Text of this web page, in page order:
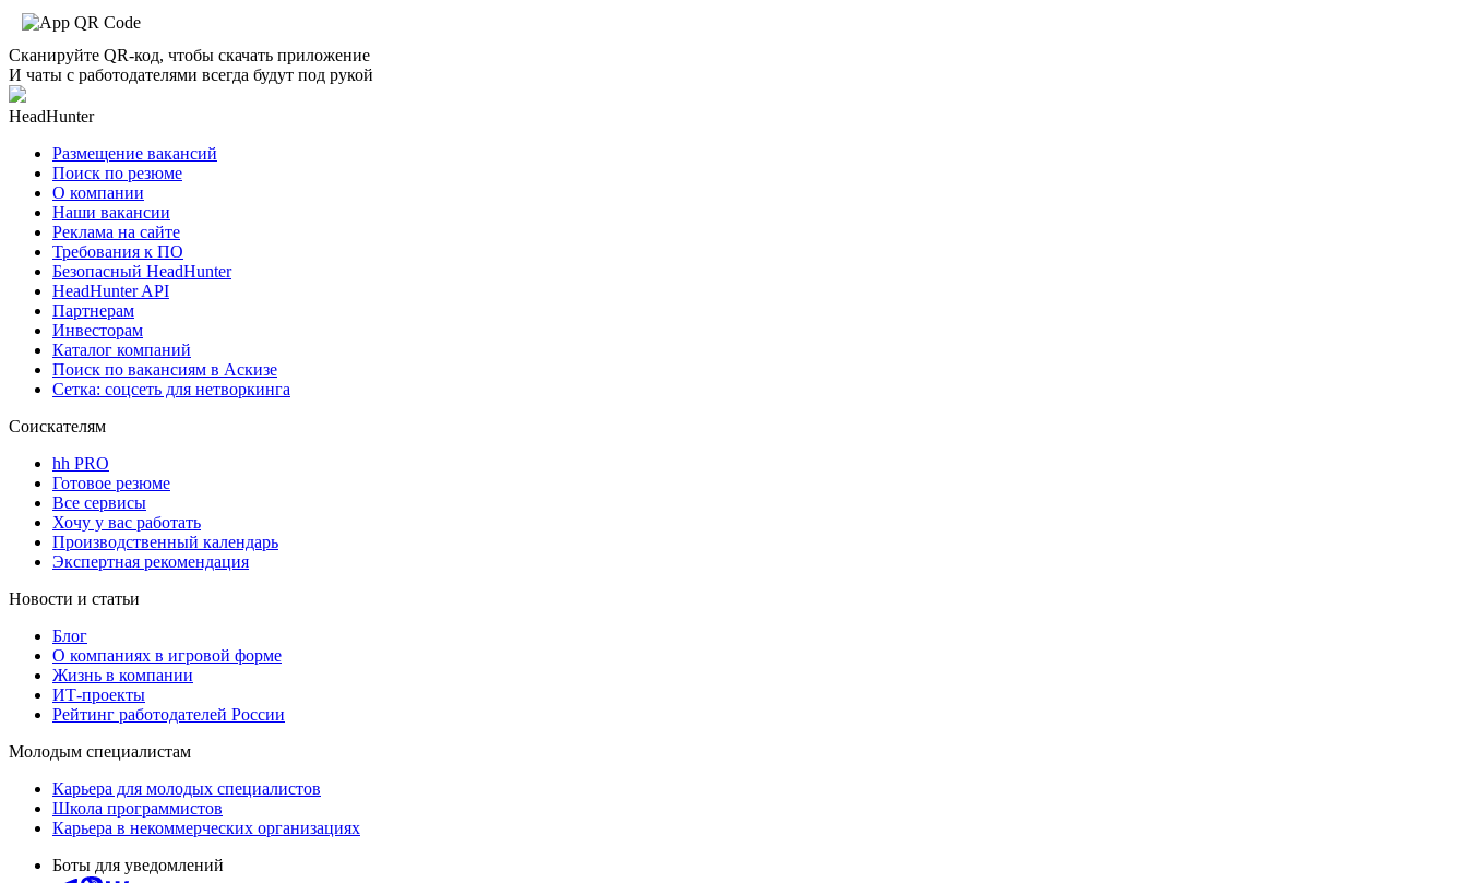
Сканируйте QR-код, чтобы скачать приложение
И чаты с работодателями всегда будут под рукой
HeadHunter
Размещение вакансий
Поиск по резюме
О компании
Наши вакансии
Реклама на сайте
Требования к ПО
Безопасный HeadHunter
HeadHunter API
Партнерам
Инвесторам
Каталог компаний
Поиск по вакансиям в Аскизе
Сетка: соцсеть для нетворкинга
Соискателям
hh PRO
Готовое резюме
Все сервисы
Хочу у вас работать
Производственный календарь
Экспертная рекомендация
Новости и статьи
Блог
О компаниях в игровой форме
Жизнь в компании
ИТ-проекты
Рейтинг работодателей России
Молодым специалистам
Карьера для молодых специалистов
Школа программистов
Карьера в некоммерческих организациях
Боты для уведомлений